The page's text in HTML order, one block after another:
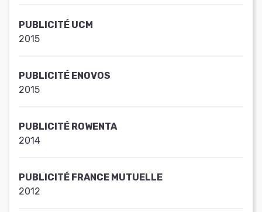
PUBLICITÉ UCM
2015
PUBLICITÉ ENOVOS
2015
PUBLICITÉ ROWENTA
2014
PUBLICITÉ FRANCE MUTUELLE
2012